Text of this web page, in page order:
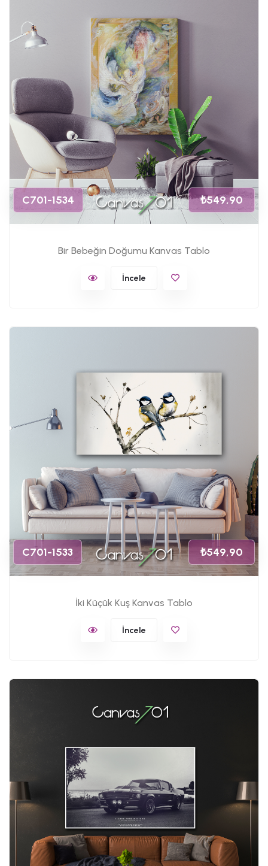
C701-1534 ₺549,90
Bir Bebeğin Doğumu Kanvas Tablo
İncele
C701-1533 ₺549,90
İki Küçük Kuş Kanvas Tablo
İncele